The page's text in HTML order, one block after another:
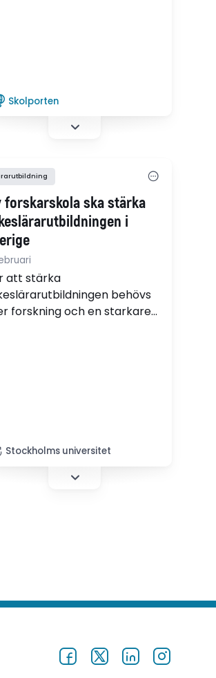
Skolporten
forskarskola ska stärka
i
att stärka
behövs
forskning och en starkare
inom
och
att bedrivas i
Stockholms universitet